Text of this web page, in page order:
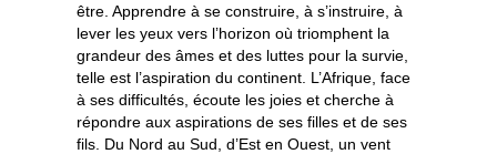
être. Apprendre à se construire, à s’instruire, à
lever les yeux vers l’horizon où triomphent la
grandeur des âmes et des luttes pour la survie,
telle est l’aspiration du continent. L’Afrique, face
à ses difficultés, écoute les joies et cherche à
répondre aux aspirations de ses filles et de ses
fils. Du Nord au Sud, d’Est en Ouest, un vent